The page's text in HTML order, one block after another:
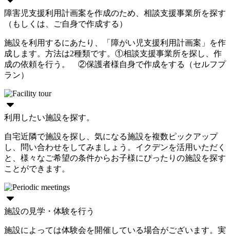
障害児支援利用計画案を作成のため、相談支援事業所を探す
（もしくは、ご自身で作成する）
施設を利用するにあたり、「障がい児支援利用計画案」を作
成します。方法は2種類です。①相談支援事業所を探し、作
成の依頼を行う。 ②保護者様自身で作成をする（セルフプ
ラン）
利用したい施設を探す。
自宅近隣で施設を探し、気になる施設を複数ピックアップ
し、問い合わせをしてみましょう。イクデンを活用いただく
と、様々なご希望の条件からお子様にぴったりの施設を探す
ことができます。
施設の見学・体験を行う
施設によっては体験会を開催している場合がございます。実